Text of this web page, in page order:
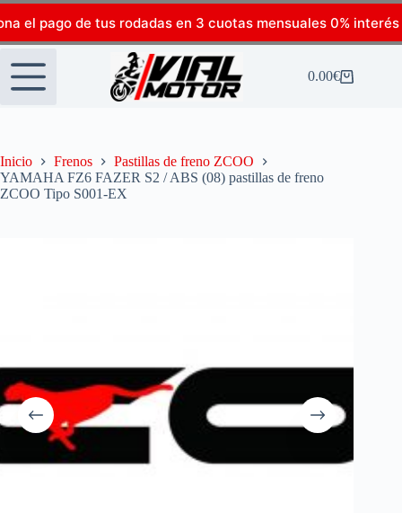
el pago de tus rodadas en 3 cuotas mensuales 0% interés
0.00€
Inicio Frenos
Pastillas de freno ZCOO
YAMAHA FZ6 FAZER S2 / ABS (08) pastillas de freno
ZCOO Tipo S001-EX